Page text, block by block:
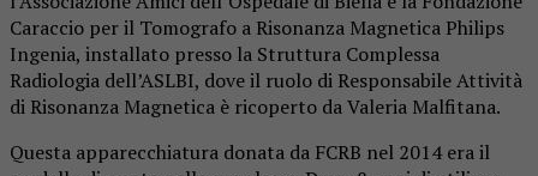
Caraccio per il Tomografo a Risonanza Magnetica Philips
Ingenia, installato presso la Struttura Complessa
Radiologia dell’ASLBI, dove il ruolo di Responsabile Attività
di Risonanza Magnetica è ricoperto da Valeria Malfitana.
Questa apparecchiatura donata da FCRB nel 2014 era il